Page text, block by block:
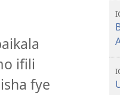
ifili
fye